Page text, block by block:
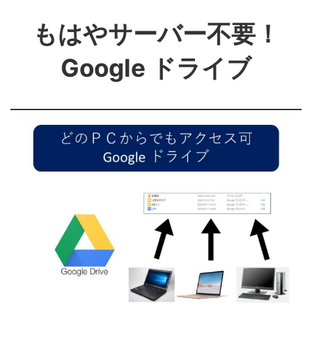
もはやサーバー不要！
Google ドライブ